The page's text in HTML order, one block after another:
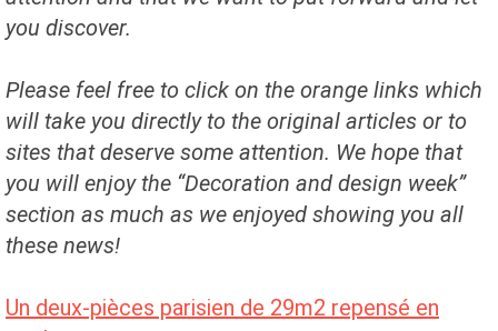
you discover.
Please feel free to click on the orange links which
will take you directly to the original articles or to
sites that deserve some attention. We hope that
you will enjoy the “Decoration and design week”
section as much as we enjoyed showing you all
these news!
Un deux-pièces parisien de 29m2 repensé en